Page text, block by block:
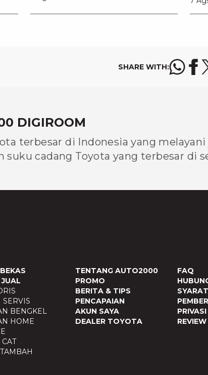
SHARE WITH:
DIGIROOM
terbesar di Indonesia yang
suku cadang Toyota yang terbesar di
SERVIS
BENGKEL
HOME
TENTANG AUTO2000
PROMO
BERITA & TIPS
PENCAPAIAN
AKUN SAYA
DEALER TOYOTA
FAQ
PRIVASI